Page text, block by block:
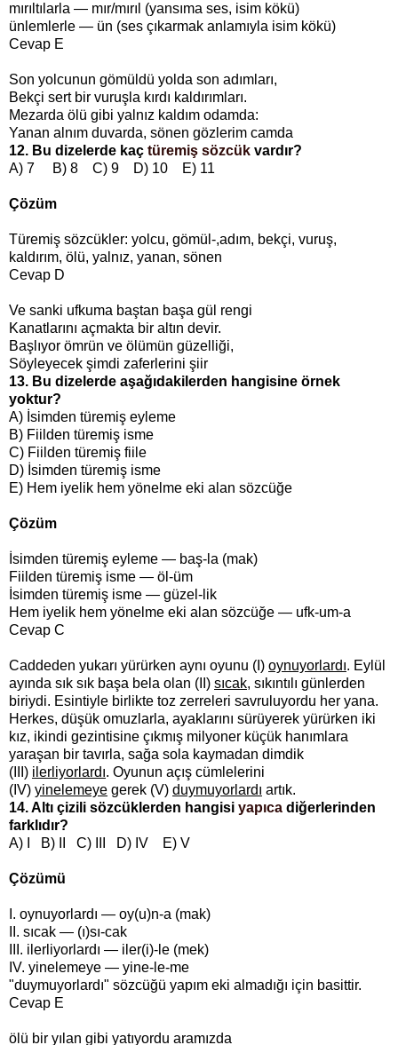
mırıltılarla — mır/mırıl (yansıma ses, isim kökü)
ünlemlerle — ün (ses çıkarmak anlamıyla isim kökü)
Cevap E
Son yolcunun gömüldü yolda son adımları,
Bekçi sert bir vuruşla kırdı kaldırımları.
Mezarda ölü gibi yalnız kaldım odamda:
Yanan alnım duvarda, sönen gözlerim camda
12. Bu dizelerde kaç türemiş sözcük vardır?
A) 7 B) 8 C) 9 D) 10 E) 11
Çözüm
Türemiş sözcükler: yolcu, gömül-,adım, bekçi, vuruş,
kaldırım, ölü, yalnız, yanan, sönen
Cevap D
Ve sanki ufkuma baştan başa gül rengi
Kanatlarını açmakta bir altın devir.
Başlıyor ömrün ve ölümün güzelliği,
Söyleyecek şimdi zaferlerini şiir
13. Bu dizelerde aşağıdakilerden hangisine örnek
yoktur?
A) İsimden türemiş eyleme
B) Fiilden türemiş isme
C) Fiilden türemiş fiile
D) İsimden türemiş isme
E) Hem iyelik hem yönelme eki alan sözcüğe
Çözüm
İsimden türemiş eyleme — baş-la (mak)
Fiilden türemiş isme — öl-üm
İsimden türemiş isme — güzel-lik
Hem iyelik hem yönelme eki alan sözcüğe — ufk-um-a
Cevap C
Caddeden yukarı yürürken aynı oyunu (I) oynuyorlardı. Eylül
ayında sık sık başa bela olan (II) sıcak, sıkıntılı günlerden
biriydi. Esintiyle birlikte toz zerreleri savruluyordu her yana.
Herkes, düşük omuzlarla, ayaklarını sürüyerek yürürken iki
kız, ikindi gezintisine çıkmış milyoner küçük hanımlara
yaraşan bir tavırla, sağa sola kaymadan dimdik
(III) ilerliyorlardı. Oyunun açış cümlelerini
(IV) yinelemeye gerek (V) duymuyorlardı artık.
14. Altı çizili sözcüklerden hangisi yapıca diğerlerinden
farklıdır?
A) I B) II C) III D) IV E) V
Çözümü
I. oynuyorlardı — oy(u)n-a (mak)
II. sıcak — (ı)sı-cak
III. ilerliyorlardı — iler(i)-le (mek)
IV. yinelemeye — yine-le-me
"duymuyorlardı" sözcüğü yapım eki almadığı için basittir.
Cevap E
ölü bir yılan gibi yatıyordu aramızda